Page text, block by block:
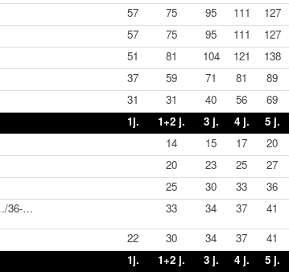
57 75 95 111 127
57 75 95 111 127
51 81 104 121 138
37 59 71 81 89
31 31 40 56 69
1j. 1+2 j. 3 j. 4 j. 5 j.
14 15 17 20
20 23 25 27
25 30 33 36
36-… 33 34 37 41
22 30 34 37 41
1j. 1+2 j. 3 j. 4 j. 5 j.